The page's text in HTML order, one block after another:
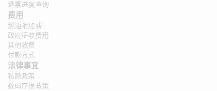
退票进度查询
费用
燃油附加费
政府征收费用
其他收费
付款方式
法律事宜
私隐政策
数码存根政策